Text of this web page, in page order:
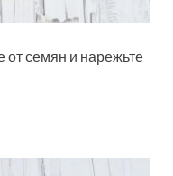
от семян и нарежьте